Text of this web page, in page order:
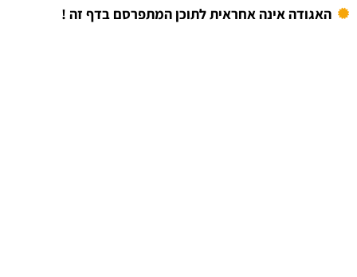
האגודה אינה אחראית לתוכן המתפרסם בדף זה !